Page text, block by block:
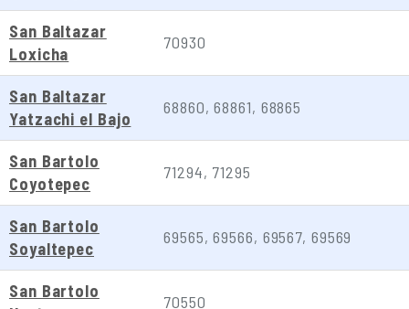
San Baltazar
Loxicha
70930
San Baltazar
Yatzachi el Bajo
68860, 68861, 68865
San Bartolo
Coyotepec
71294, 71295
San Bartolo
Soyaltepec
69565, 69566, 69567, 69569
San Bartolo
70550